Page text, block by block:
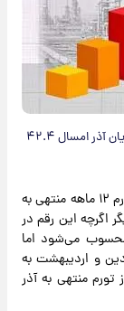
براساس اعلام بانک مرکزی نرخ تورم ۱۲ ماهه منتهی به پایان آذر امسال ۴۲.۴
به نقل از مهر، بانک مرکزی نرخ تورم ۱۲ ماهه منتهی به
سوی دیگر اگرچه این رقم در
محسوب می‌شود اما
و اردیبهشت به
بالاتر از تورم منتهی به آذر